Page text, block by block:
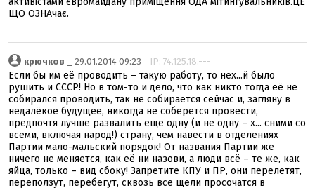
ЩО ОЗНАчає.
крючков _ 29.01.2014 09:23 IP: 74.125.18.---
Если бы им её проводить – такую работу, то нех...й было
рушить и СССР! Но в том-то и дело, что как никто тогда её не
собирался проводить, так не собирается сейчас и, загляну в
недалёкое будущее, никогда не соберется провести,
предпочтя лучше развалить еще одну (и не одну – х... сними со
всеми, включая народ!) страну, чем навести в отделениях
Партии мало-мальский порядок! От названия Партии же
ничего не меняется, как её ни назови, а люди всё – те же, как
яйца, только – вид сбоку! Запретите КПУ и ПР, они перелетят,
переползут, перебегут, сквозь все щели просочатся в